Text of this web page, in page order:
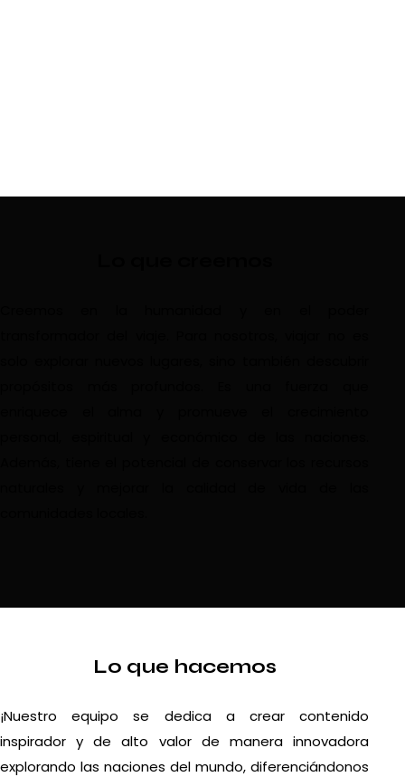
Lo que hacemos
¡Nuestro equipo se dedica a crear contenido
inspirador y de alto valor de manera innovadora
explorando las naciones del mundo, diferenciándonos